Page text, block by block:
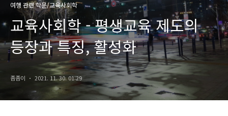
여행 관련 학문/교육사회학
교육사회학 - 평생교육 제도의
등장과 특징, 활성화
좀좀이 2021. 11. 30. 01:29